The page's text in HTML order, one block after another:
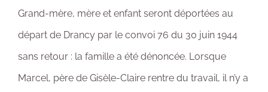
Grand-mère, mère et enfant seront déportées au
départ de Drancy par le convoi 76 du 30 juin 1944
sans retour : la famille a été dénoncée. Lorsque
Marcel, père de Gisèle-Claire rentre du travail, il n’y a